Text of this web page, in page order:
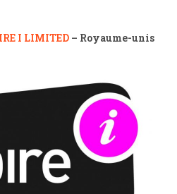
I LIMITED– Royaume-unis